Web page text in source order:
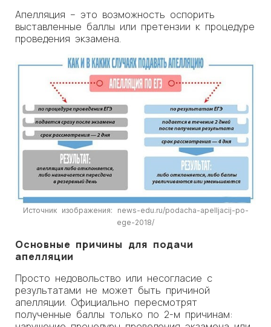
Апелляция – это возможность оспорить
выставленные баллы или претензии к процедуре
проведения экзамена.
Источник изображения: news-edu.ru/podacha-apelljacij-po-
ege-2018/
Основные причины для подачи
апелляции
Просто недовольство или несогласие с
результатами не может быть причиной
апелляции. Официально пересмотрят
полученные баллы только по 2-м причинам: